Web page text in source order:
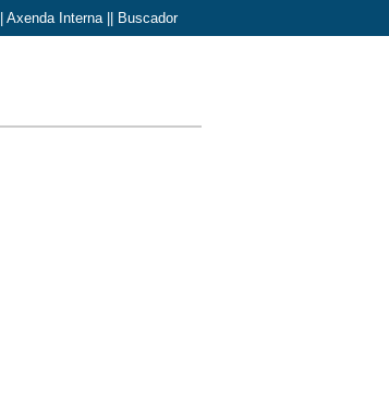
Axenda Interna|| Buscador